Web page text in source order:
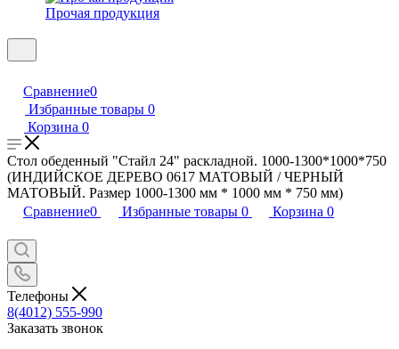
Прочая продукция
Сравнение0
Избранные товары 0
Корзина 0
Стол обеденный "Стайл 24" раскладной. 1000-1300*1000*750
(ИНДИЙСКОЕ ДЕРЕВО 0617 МАТОВЫЙ / ЧЕРНЫЙ
МАТОВЫЙ. Размер 1000-1300 мм * 1000 мм * 750 мм)
Сравнение0 Избранные товары 0 Корзина 0
Телефоны
8(4012) 555-990
Заказать звонок